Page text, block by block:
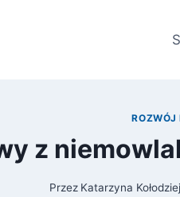
ROZWÓJ
z
Przez Katarzyna